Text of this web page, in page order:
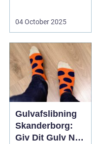
udnytt...
04 October 2025
Gulvafslibning
Skanderborg:
Giv Dit Gulv Nyt